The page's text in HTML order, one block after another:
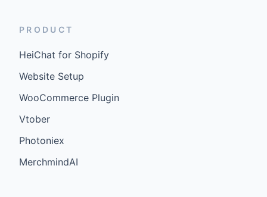
PRODUCT
HeiChat for Shopify
Website Setup
WooCommerce Plugin
Vtober
Photoniex
MerchmindAI